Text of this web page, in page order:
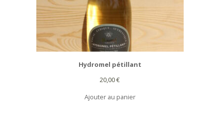
Hydromel pétillant
20,00€
Ajouter au panier